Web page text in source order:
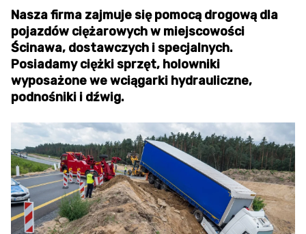
Nasza firma zajmuje się pomocą drogową dla
pojazdów ciężarowych w miejscowości
Ścinawa, dostawczych i specjalnych.
Posiadamy ciężki sprzęt, holowniki
wyposażone we wciągarki hydrauliczne,
podnośniki i dźwig.